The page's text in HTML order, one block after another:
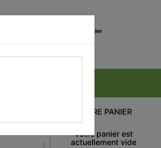
Mon panier
VOTRE PANIER
Votre panier est
actuellement vide